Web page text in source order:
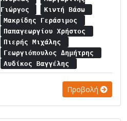
Γιώργος
Κιντή Βάσω
Μακρίδης Γεράσιμος
Παπαγεωργίου Χρήστος
Πιερής Μιχάλης
Γεωργιόπουλος Δημήτρης
Αυδίκος Βαγγέλης
Προβολή